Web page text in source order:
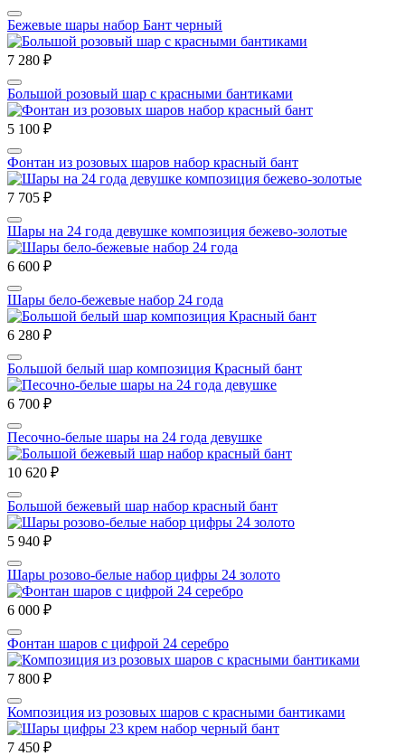
Бежевые шары набор Бант черный
7 280 ₽
Большой розовый шар с красными бантиками
5 100 ₽
Фонтан из розовых шаров набор красный бант
7 705 ₽
Шары на 24 года девушке композиция бежево-золотые
6 600 ₽
Шары бело-бежевые набор 24 года
6 280 ₽
Большой белый шар композиция Красный бант
6 700 ₽
Песочно-белые шары на 24 года девушке
10 620 ₽
Большой бежевый шар набор красный бант
5 940 ₽
Шары розово-белые набор цифры 24 золото
6 000 ₽
Фонтан шаров с цифрой 24 серебро
7 800 ₽
Композиция из розовых шаров с красными бантиками
7 450 ₽